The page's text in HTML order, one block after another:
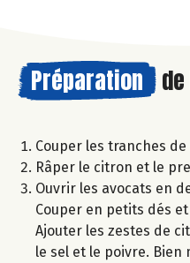
Préparation
Couper les tranches
Râper le citron et le
Ouvrir les avocats en
Couper en petits dés
Ajouter les zestes de
le sel et le poivre. Bien